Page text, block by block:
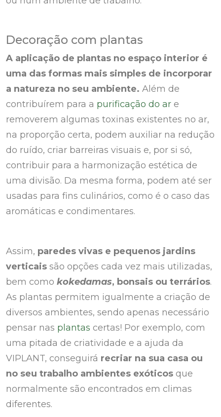
Decoração com plantas
A aplicação de plantas no espaço interior é
uma das formas mais simples de incorporar
a natureza no seu ambiente. Além de
contribuírem para a purificação do ar e
removerem algumas toxinas existentes no ar,
na proporção certa, podem auxiliar na redução
do ruído, criar barreiras visuais e, por si só,
contribuir para a harmonização estética de
uma divisão. Da mesma forma, podem até ser
usadas para fins culinários, como é o caso das
aromáticas e condimentares.
Assim, paredes vivas e pequenos jardins
verticais são opções cada vez mais utilizadas,
bem como kokedamas, bonsais ou terrários.
As plantas permitem igualmente a criação de
diversos ambientes, sendo apenas necessário
pensar nas plantas certas! Por exemplo, com
uma pitada de criatividade e a ajuda da
VIPLANT, conseguirá recriar na sua casa ou
no seu trabalho ambientes exóticos que
normalmente são encontrados em climas
diferentes.